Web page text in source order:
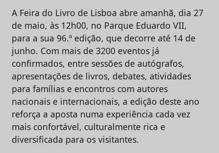
A Feira do Livro de Lisboa abre amanhã, dia 27
de maio, às 12h00, no Parque Eduardo VII,
para a sua 96.ª edição, que decorre até 14 de
junho. Com mais de 3200 eventos já
confirmados, entre sessões de autógrafos,
apresentações de livros, debates, atividades
para famílias e encontros com autores
nacionais e internacionais, a edição deste ano
reforça a aposta numa experiência cada vez
mais confortável, culturalmente rica e
diversificada para os visitantes.